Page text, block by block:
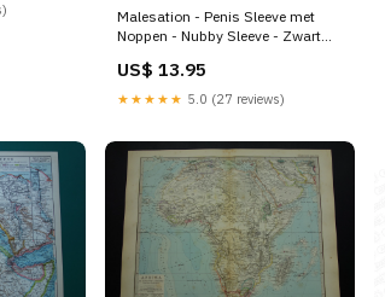
Malesation - Penis Sleeve met
Noppen - Nubby Sleeve - Zwart
US$ 13.95
★★★★★ 5.0 (27 reviews)